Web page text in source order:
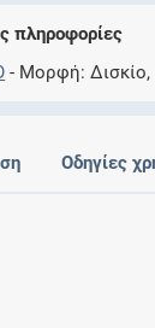
πληροφορίες
Μορφή
Οδηγίες